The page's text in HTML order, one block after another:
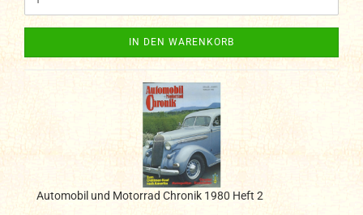
IN DEN WARENKORB
Automobil und Motorrad Chronik 1980 Heft 2